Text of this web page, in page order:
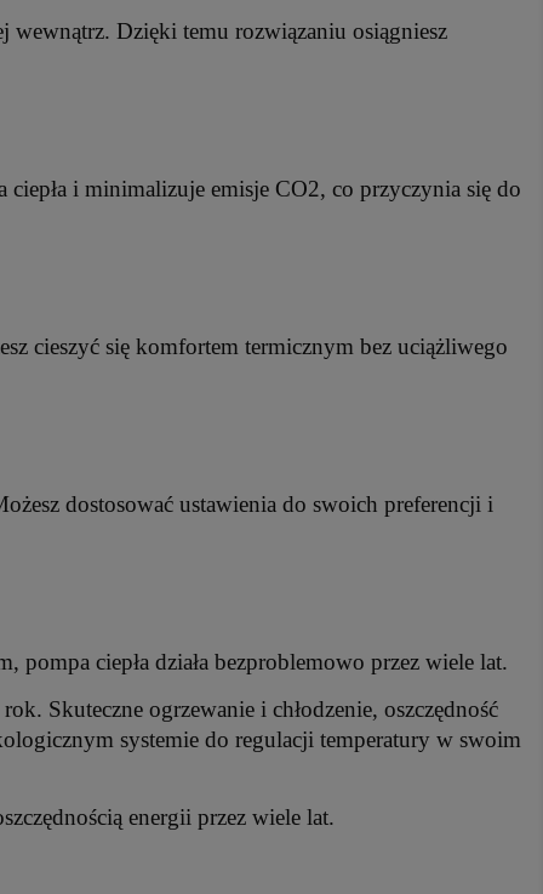
wewnątrz. Dzięki temu rozwiązaniu osiągniesz
ciepła i minimalizuje emisje CO2, co przyczynia się do
cieszyć się komfortem termicznym bez uciążliwego
dostosować ustawienia do swoich preferencji i
ciepła działa bezproblemowo przez wiele lat.
Skuteczne ogrzewanie i chłodzenie, oszczędność
systemie do regulacji temperatury w swoim
energii przez wiele lat.